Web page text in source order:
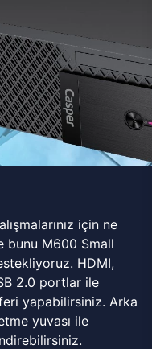
için ne
bunu M600 Small
HDMI,
2.0 portlar ile
yapabilirsiniz. Arka
yuvası ile